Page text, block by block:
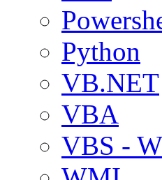
Python
VB.NET
VBA
VBS -